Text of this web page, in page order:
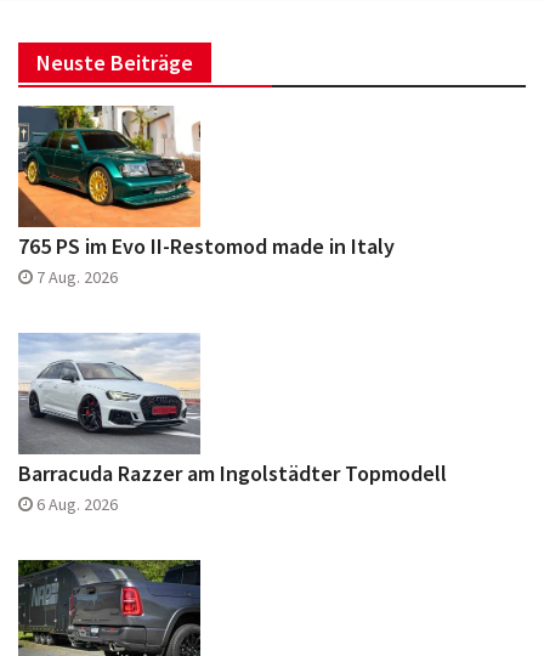
Neuste Beiträge
765 PS im Evo II-Restomod made in Italy
7 Aug. 2026
Barracuda Razzer am Ingolstädter Topmodell
6 Aug. 2026